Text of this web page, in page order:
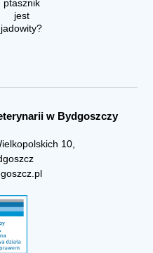
ptasznik
jest
jadowity?
w Bydgoszczy
10,